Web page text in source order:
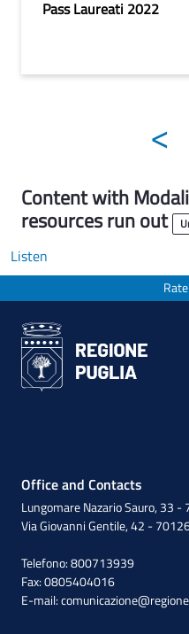
Pass Laureati 2022
<
Content with
resources run out
Listen
Office and Contacts
Lungomare Nazario Sauro, 33 -
Via Giovanni Gentile, 42 -
Telefono: 800713939
Fax: 0805404016
E-mail: